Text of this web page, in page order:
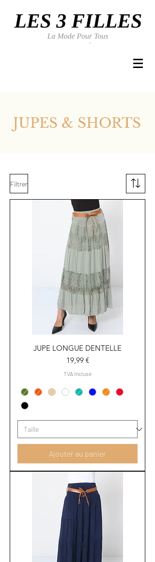
Se connecter
JUPES & SHORTS
Filtrer
JUPE LONGUE DENTELLE
Prix
19,99 €
TVA Incluse
Ajouter au panier